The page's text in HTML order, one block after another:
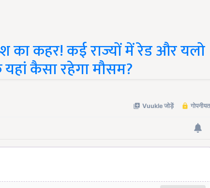
का कहर! कई राज्यों में रेड और यलो
कैसा रहेगा मौसम?